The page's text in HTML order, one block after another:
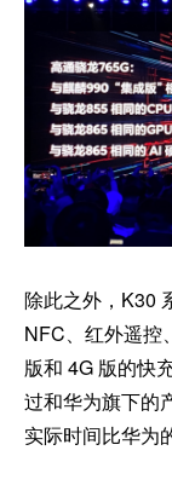
除此之外，K30
NFC、红外遥控
版和 4G 版的快
过和华为旗下的
实际时间比华为